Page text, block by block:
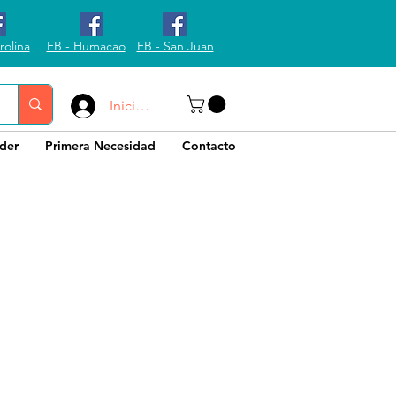
FB - Humacao FB - San Juan
Iniciar sesión
Primera Necesidad Contacto